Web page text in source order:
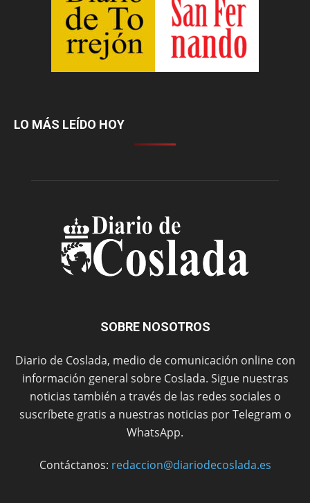
LO MÁS LEÍDO HOY
SOBRE NOSOTROS
Diario de Coslada, medio de comunicación online con
información general sobre Coslada. Sigue nuestras
noticias también a través de las redes sociales o
suscríbete gratis a nuestras noticias por Telegram o
WhatsApp.
Contáctanos: redaccion@diariodecoslada.es